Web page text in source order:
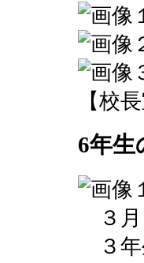
【校
6年生
３月
３年